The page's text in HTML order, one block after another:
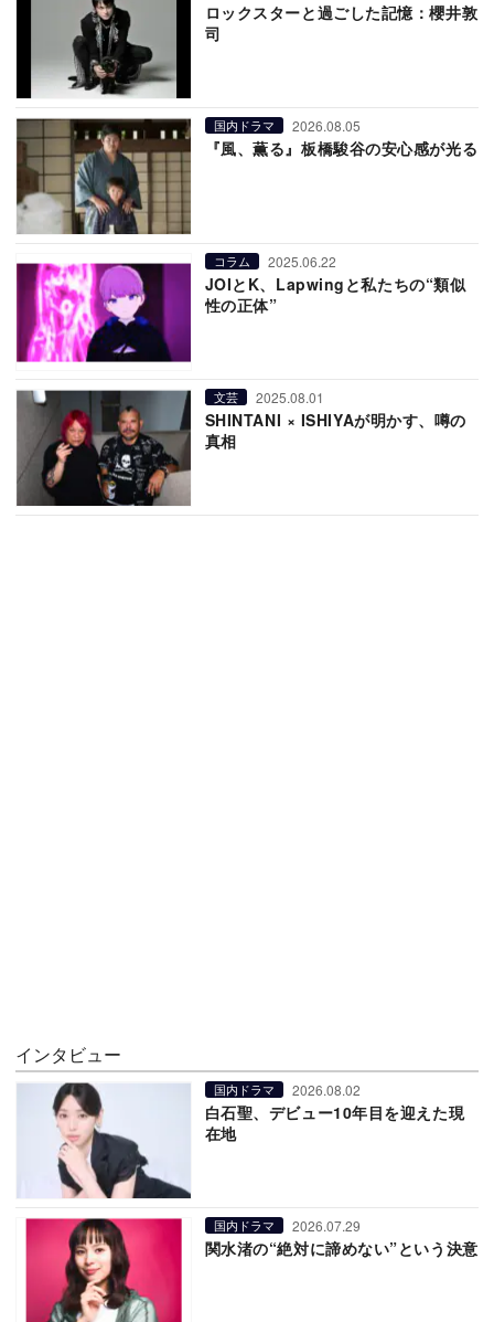
ロックスターと過ごした記憶：櫻井敦
司
国内ドラマ 2026.08.05
『風、薫る』板橋駿谷の安心感が光る
コラム 2025.06.22
JOIとK、Lapwingと私たちの“類似
性の正体”
文芸 2025.08.01
SHINTANI × ISHIYAが明かす、噂の
真相
インタビュー
国内ドラマ 2026.08.02
白石聖、デビュー10年目を迎えた現
在地
国内ドラマ 2026.07.29
関水渚の“絶対に諦めない”という決意